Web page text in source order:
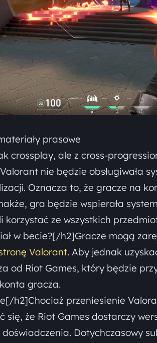
prasowe
crossplay, ale z cross-
nie będzie obsługiwała
Oznacza to, że gracze na
gra będzie wspierała
korzystać ze wszystkich
w becie?[/h2]Gracze mogą
Valorant. Aby jednak
od Riot Games, który będzie
gracza.
h2]Chociaż przeniesienie
się, że Riot Games dostarczy
Dotychczasowy